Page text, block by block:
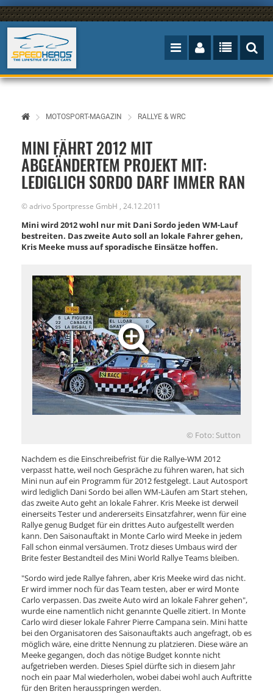
MOTOSPORT-MAGAZIN RALLYE & WRC
MINI FÄHRT 2012 MIT
ABGEÄNDERTEM PROJEKT MIT:
LEDIGLICH SORDO DARF IMMER RAN
©adrivo Sportpresse GmbH , 24.12.2011
Mini wird 2012 wohl nur mit Dani Sordo jeden WM-Lauf
bestreiten. Das zweite Auto soll an lokale Fahrer gehen,
Kris Meeke muss auf sporadische Einsätze hoffen.
© Foto: Sutton
Nachdem es die Einschreibefrist für die Rallye-WM 2012
verpasst hatte, weil noch Gespräche zu führen waren, hat sich
Mini nun auf ein Programm für 2012 festgelegt. Laut Autosport
wird lediglich Dani Sordo bei allen WM-Läufen am Start stehen,
das zweite Auto geht an lokale Fahrer. Kris Meeke ist derweil
einerseits Tester und andererseits Einsatzfahrer, wenn für eine
Rallye genug Budget für ein drittes Auto aufgestellt werden
kann. Den Saisonauftakt in Monte Carlo wird Meeke in jedem
Fall schon einmal versäumen. Trotz dieses Umbaus wird der
Brite fester Bestandteil des Mini World Rallye Teams bleiben.
"Sordo wird jede Rallye fahren, aber Kris Meeke wird das nicht.
Er wird immer noch für das Team testen, aber er wird Monte
Carlo verpassen. Das zweite Auto wird an lokale Fahrer gehen",
wurde eine namentlich nicht genannte Quelle zitiert. In Monte
Carlo wird dieser lokale Fahrer Pierre Campana sein. Mini hatte
bei den Organisatoren des Saisonauftakts auch angefragt, ob es
möglich wäre, eine dritte Nennung zu platzieren. Diese wäre an
Meeke gegangen, doch das nötige Budget konnte nicht
aufgetrieben werden. Dieses Spiel dürfte sich in diesem Jahr
noch ein paar Mal wiederholen, wobei dabei wohl auch Auftritte
für den Briten herausspringen werden.